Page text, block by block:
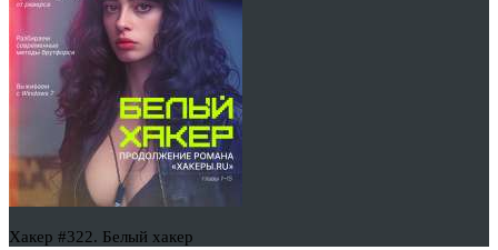
Хакер #322. Белый хакер